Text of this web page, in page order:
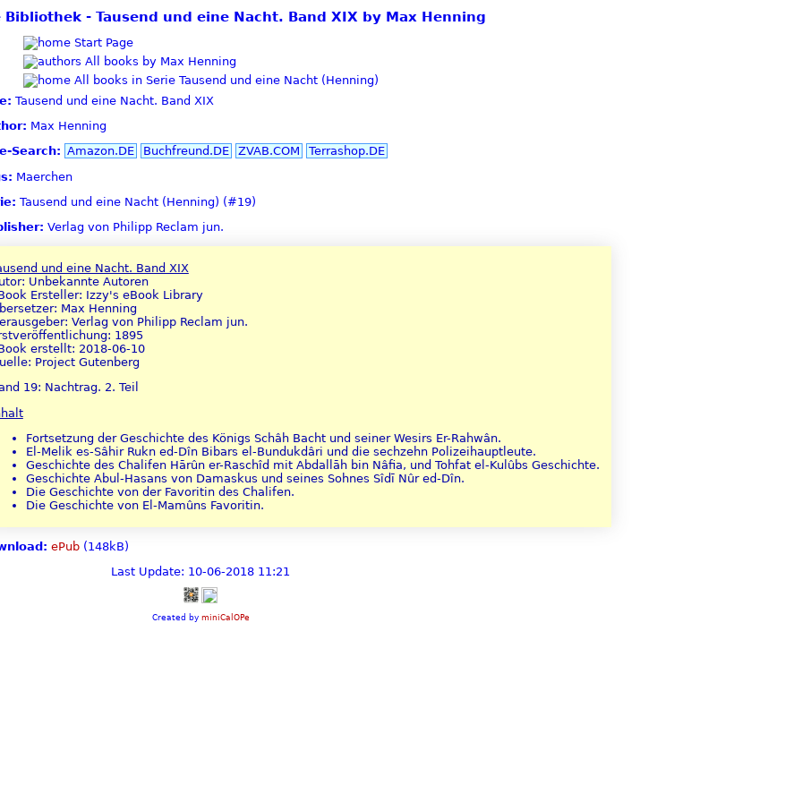
Bibliothek - Tausend und eine Nacht. Band XIX by Max Henning
Start Page
All books by Max Henning
All books in Serie Tausend und eine Nacht (Henning)
Tausend und eine Nacht. Band XIX
Max Henning
Search: Amazon.DE Buchfreund.DE ZVAB.COM
Terrashop.DE
Maerchen
Tausend und eine Nacht (Henning) (#19)
Verlag von Philipp Reclam jun.
und eine Nacht. Band XIX
Unbekannte Autoren
Ersteller: Izzy's eBook Library
Max Henning
Verlag von Philipp Reclam jun.
1895
erstellt: 2018-06-10
Project Gutenberg
19: Nachtrag. 2. Teil
Fortsetzung der Geschichte des Königs Schâh Bacht und seiner Wesirs Er-Rahwân.
El-Melik es-Sâhir Rukn ed-Dîn Bibars el-Bundukdâri und die sechzehn Polizeihauptleute.
Geschichte des Chalifen Hārûn er-Raschîd mit Abdallāh bin Nâfia, und Tohfat el-Kulûbs Geschichte.
Geschichte Abul-Hasans von Damaskus und seines Sohnes Sîdī Nûr ed-Dîn.
Die Geschichte von der Favoritin des Chalifen.
Die Geschichte von El-Mamûns Favoritin.
ePub(148kB)
Last Update: 10-06-2018 11:21
Created by miniCalOPe